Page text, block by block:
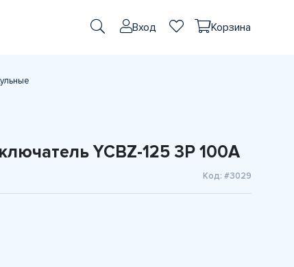
Вход Корзина
YCBZ-125 3Р 100А
Код: #3029